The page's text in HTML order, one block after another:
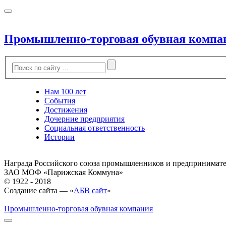
Промышленно-торговая обувная
Нам 100 лет
События
Достижения
Дочерние предприятия
Социальная ответственность
Истории
Награда Российского союза промышленников и
ЗАО МОФ «Парижская Коммуна»
© 1922 - 2018
Создание сайта — «АБВ сайт»
Промышленно-торговая обувная компания